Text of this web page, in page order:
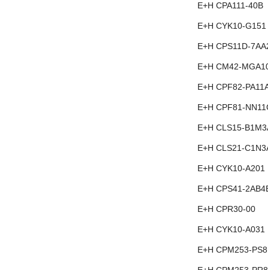
E+H CPA111-40B
E+H CYK10-G151
E+H CPS11D-
E+H CM42-
E+H CPF82-
E+H CPF81-
E+H CLS15-
E+H CLS21-
E+H CYK10-A201
E+H CPS41-
E+H CPR30-00
E+H CYK10-A031
E+H CPM253-